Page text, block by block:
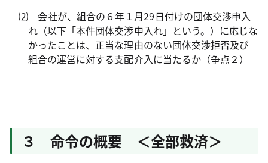
⑵ 会社が、組合の６年１月29日付けの団体交渉申入
れ（以下「本件団体交渉申入れ」という。）に応じな
かったことは、正当な理由のない団体交渉拒否及び
組合の運営に対する支配介入に当たるか（争点２）
３ 命令の概要 ＜全部救済＞